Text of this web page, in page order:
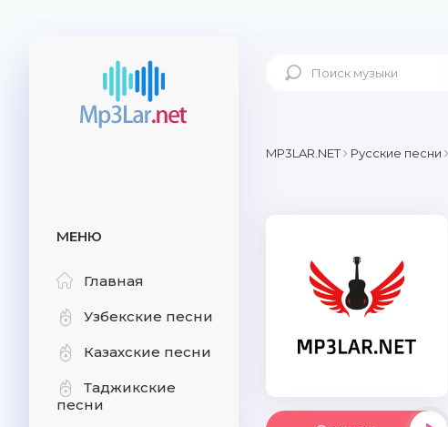
МЕНЮ
Главная
Узбекские песни
Казахские песни
Таджикские
песни
MP3LAR.NET Русские песни